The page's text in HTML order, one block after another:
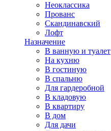
Неоклассика
Прованс
Скандинавский
Лофт
Назначение
В ванную и туалет
На кухню
В гостиную
В спальню
Для гардеробной
В кладовую
В квартиру
В дом
Для дачи